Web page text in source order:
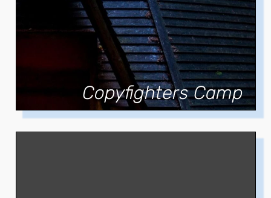
Copyfighters Camp